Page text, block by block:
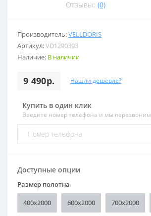
Отзывы: (0)
Производитель:VELLDORIS
Артикул:VD1290393
Наличие: В наличии
9 490р. Нашли дешевле?
Купить в один клик
Введите номер телефона и мы перезвоним
Доступные опции
Размер полотна
400x2000 600x2000 700x2000